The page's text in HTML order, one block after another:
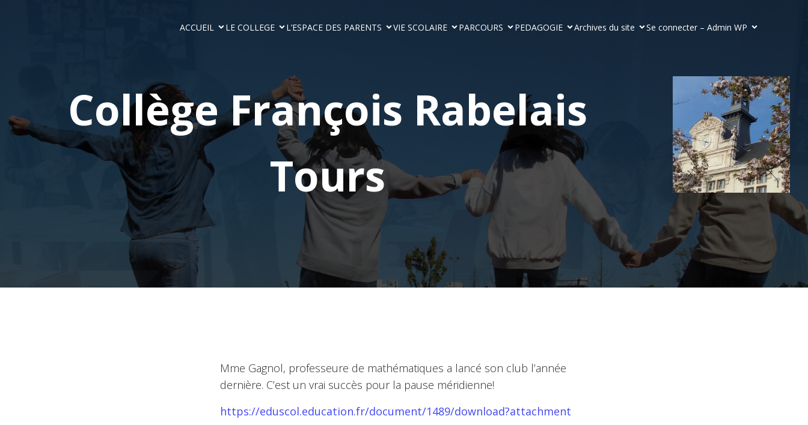
ACCUEIL LE COLLEGE L’ESPACE DES PARENTS VIE SCOLAIRE PARCOURS PEDAGOGIE Archives du site Se connecter – Admin WP
Collège François Rabelais
Tours
Mme Gagnol, professeure de mathématiques a lancé son club l’année
dernière. C’est un vrai succès pour la pause méridienne!
https://eduscol.education.fr/document/1489/download?attachment